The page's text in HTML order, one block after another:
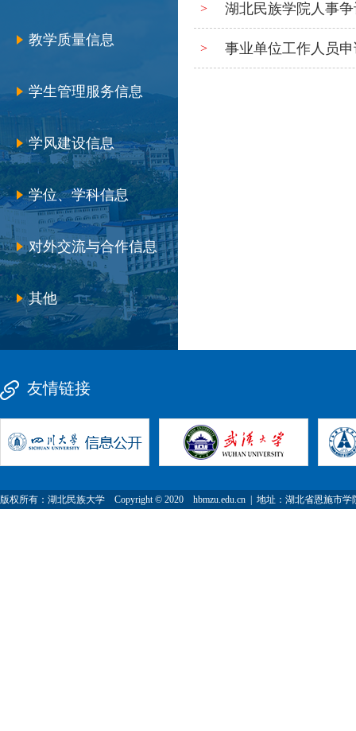
教学质量信息
学生管理服务信息
学风建设信息
学位、学科信息
对外交流与合作信息
其他
> 湖北民族学院人事
> 事业单位工作人员
友情链接
版权所有：湖北民族大学 Copyright © 2020 hbmzu.edu.cn | 地址：湖北省恩施